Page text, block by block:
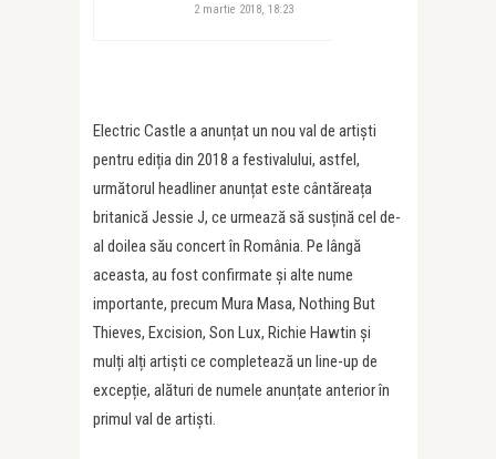
2 martie 2018, 18:23
Electric Castle a anunțat un nou val de artiști
pentru ediția din 2018 a festivalului, astfel,
următorul headliner anunțat este cântăreața
britanică Jessie J, ce urmează să susțină cel de-
al doilea său concert în România. Pe lângă
aceasta, au fost confirmate și alte nume
importante, precum Mura Masa, Nothing But
Thieves, Excision, Son Lux, Richie Hawtin și
mulți alți artiști ce completează un line-up de
excepție, alături de numele anunțate anterior în
primul val de artiști.